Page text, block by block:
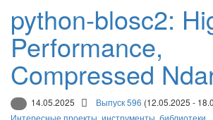
python-blosc2:
Performance,
Compressed
14.05.2025 Выпуск 596 (12.05.2025 -
Интересные проекты, инструменты, библиотеки